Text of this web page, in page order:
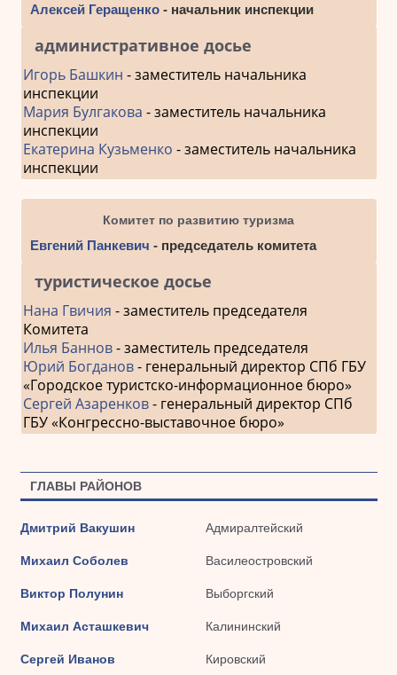
Алексей Геращенко- начальник инспекции
административное досье
Игорь Башкин - заместитель начальника
инспекции
Мария Булгакова - заместитель начальника
инспекции
Екатерина Кузьменко - заместитель начальника
инспекции
Комитет по развитию туризма
Евгений Панкевич - председатель комитета
туристическое досье
Нана Гвичия - заместитель председателя
Комитета
Илья Баннов- заместитель председателя
Юрий Богданов- генеральный директор СПб ГБУ
«Городское туристско-информационное бюро»
Сергей Азаренков- генеральный директор СПб
ГБУ «Конгрессно-выставочное бюро»
ГЛАВЫ РАЙОНОВ
Дмитрий Вакушин Адмиралтейский
Михаил Соболев Василеостровский
Виктор Полунин Выборгский
Михаил Асташкевич Калининский
Сергей Иванов Кировский